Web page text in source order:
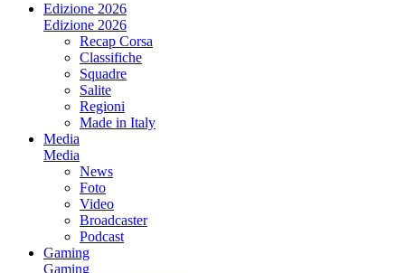
Edizione 2026
Edizione 2026
Recap Corsa
Classifiche
Squadre
Salite
Regioni
Made in Italy
Media
Media
News
Foto
Video
Broadcaster
Podcast
Gaming
Gaming